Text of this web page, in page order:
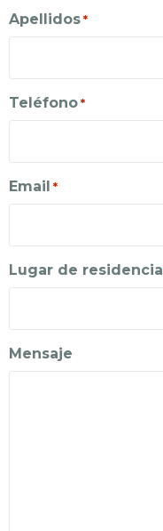
Apellidos *
Teléfono *
Email *
Lugar de residencia
Mensaje